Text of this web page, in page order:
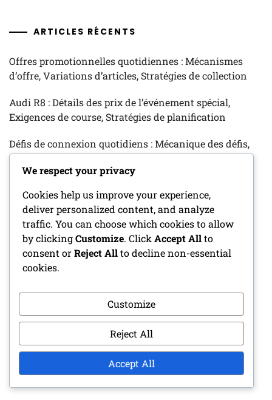
ARTICLES RÉCENTS
Offres promotionnelles quotidiennes : Mécanismes
d’offre, Variations d’articles, Stratégies de collection
Audi R8 : Détails des prix de l’événement spécial,
Exigences de course, Stratégies de planification
Défis de connexion quotidiens : Mécanique des défis,
Récompenses d’objets, Stratégies de collection
Contenus des articles, Stratégies de collection
Bugatti Chiron : Distribution des prix de l’événement,
Participation à la course, Déverrouillage du plan
CATÉGORIES
Packs Cadeaux Promo
Prix d'Événements Spéciaux
Récompenses de connexion quotidienne
We respect your privacy
Cookies help us improve your experience,
deliver personalized content, and analyze
traffic. You can choose which cookies to allow
by clickingCustomize. Click Accept Allto
consent orReject Allto decline non-essential
cookies.
Customize
Reject All
Accept All